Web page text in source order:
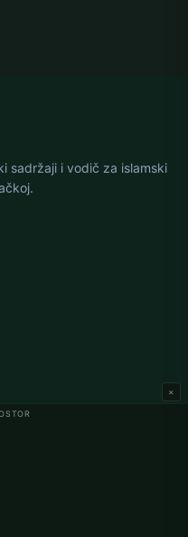
×
sadržaji i vodič za islamski